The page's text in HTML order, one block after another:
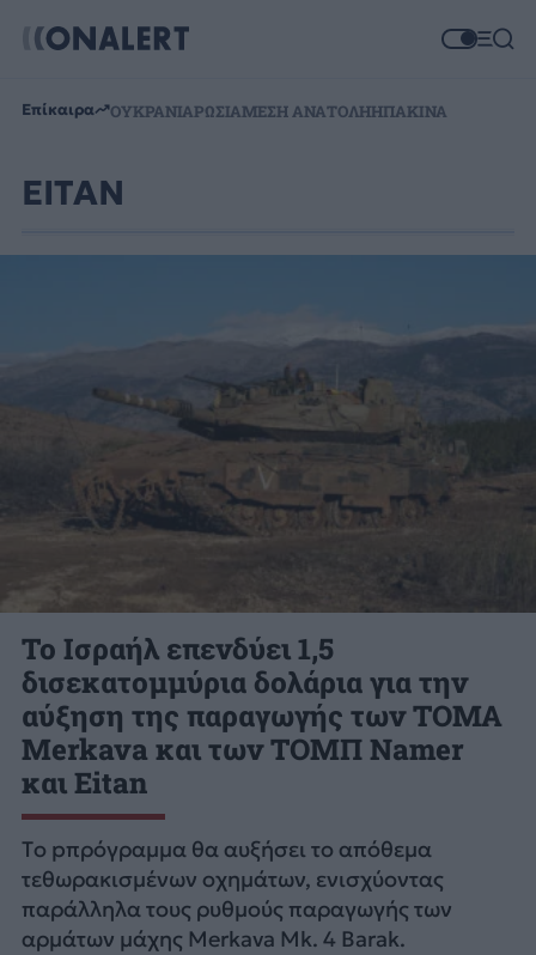
Επίκαιρα ΟΥΚΡΑΝΙΑΡΩΣΙΑΜΕΣΗ ΑΝΑΤΟΛΗΗΠΑΚΙΝΑ
EITAN
Το Ισραήλ επενδύει 1,5
δισεκατομμύρια δολάρια για την
αύξηση της παραγωγής των ΤΟΜΑ
Merkava και των ΤΟΜΠ Namer
και Eitan
Tο pπρόγραμμα θα αυξήσει το απόθεμα
τεθωρακισμένων οχημάτων, ενισχύοντας
παράλληλα τους ρυθμούς παραγωγής των
αρμάτων μάχης Merkava Mk. 4 Barak.